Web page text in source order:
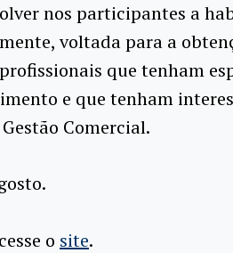
nos participantes a
voltada para a
que tenham
e que tenham
Comercial.
o site.